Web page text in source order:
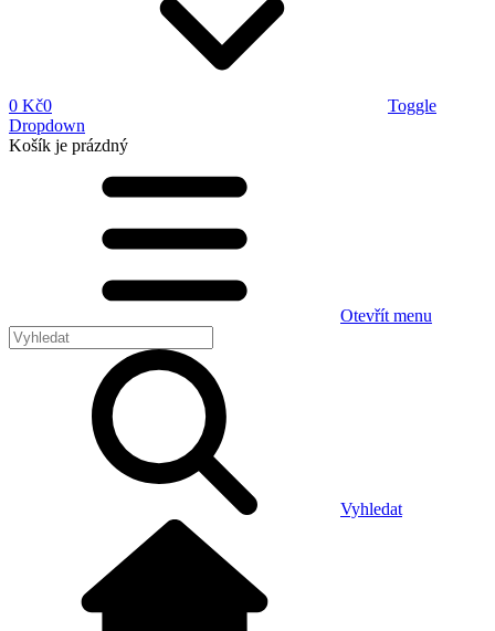
0 Kč0
Toggle
Dropdown
Košík je prázdný
Otevřít menu
Vyhledat